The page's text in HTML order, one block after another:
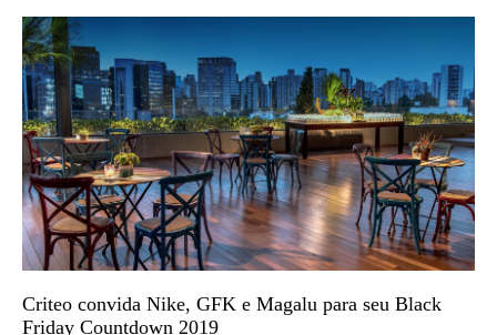
Criteo convida Nike, GFK e Magalu para seu Black
Friday Countdown 2019